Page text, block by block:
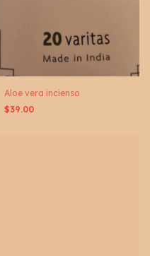
Aloe vera incienso
$39.00